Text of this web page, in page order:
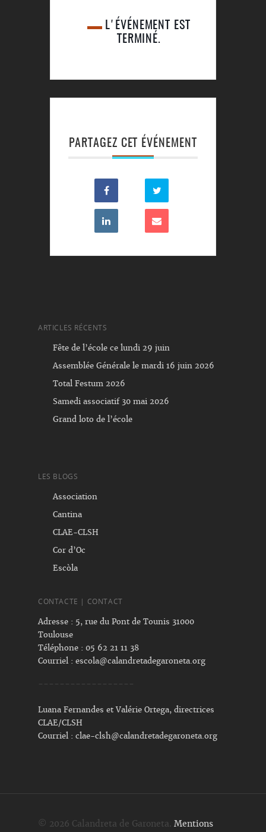
L'ÉVÉNEMENT EST
TERMINÉ.
PARTAGEZ CET ÉVÉNEMENT
ARTICLES RÉCENTS
Fête de l’école ce lundi 29 juin
Assemblée Générale le mardi 16 juin 2026
Total Festum 2026
Samedi associatif 30 mai 2026
Grand loto de l’école
LES BLOGS
Association
Cantina
CLAE-CLSH
Cor d’Oc
Escòla
CONTACTE | CONTACT
Adresse : 5, rue du Pont de Tounis 31000
Toulouse
Téléphone : 05 62 21 11 38
Courriel : escola@calandretadegaroneta.org
------------------
Luana Fernandes et Valérie Ortega, directrices
CLAE/CLSH
Courriel : clae-clsh@calandretadegaroneta.org
© 2026 Calandreta de Garoneta. Mentions